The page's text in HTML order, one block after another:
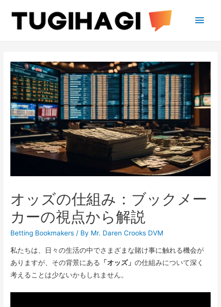
Main
オッズの仕組み：ブックメー
カーの視点から解説
Betting Bookmakers / By Mr. Daren Crooks DVM
私たちは、日々の生活の中でさまざまな賭け事に触れる機会が
ありますが、その背景にある
「オッズ」の仕組みについて深く
考えることは少ないかもしれません。